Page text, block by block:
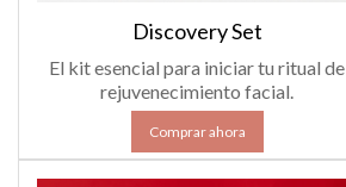
Discovery Set
El kit esencial para iniciar tu ritual de
rejuvenecimiento facial.
Comprar ahora